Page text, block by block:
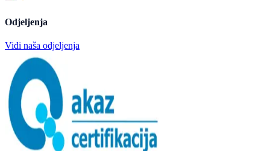
Odjeljenja
Vidi naša odjeljenja